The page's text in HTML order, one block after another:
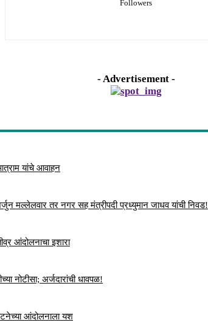
Followers
- Advertisement -
यांचे आवाहन
मल्लेलवार तर नगर सह मंत्रीपदी प्रध्युमान जाधव यांची निवड!
आंदोलनाचा इशारा
नोटीसा; अर्जदारांची धावपळ!
आंदोलनाला यश